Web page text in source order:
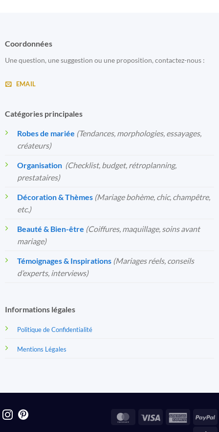
Coordonnées
Une question, une suggestion ou une proposition, contactez-nous :
EMAIL
Catégories principales
Robes de mariée (Tendances, morphologies, essayages,
créateurs)
Organisation️ (Checklist, budget, rétroplanning,
prestataires)
Décoration & Thèmes (Mariage bohème, chic, champêtre,
etc.)
Beauté & Bien-être (Coiffures, maquillage, soins avant
mariage)
Témoignages & Inspirations (Mariages réels, conseils
d’experts, interviews)
Informations légales
Politique de Confidentialité
Mentions Légales
MasterCard
Visa
American